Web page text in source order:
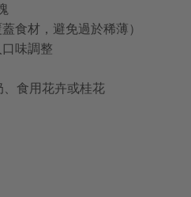
食材，避免過於稀薄）
味調整
、食用花卉或桂花